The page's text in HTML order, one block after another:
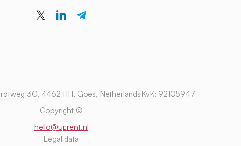
3G, 4462 HH, Goes, NetherlandsKvK: 92105947
Copyright ©
hello@uprent.nl
Legal data